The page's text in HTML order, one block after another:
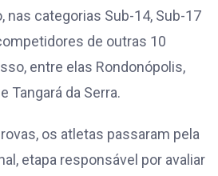
nas categorias Sub-14, Sub-17
de outras 10
entre elas Rondonópolis,
Tangará da Serra.
os atletas passaram pela
etapa responsável por avaliar